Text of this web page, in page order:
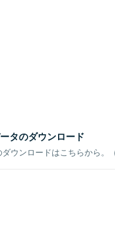
タのダウンロード
ウンロードはこちらから。